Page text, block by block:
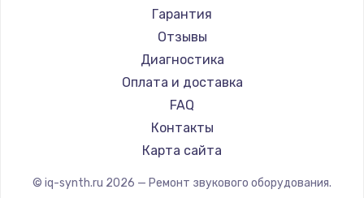
Гарантия
Отзывы
Диагностика
Оплата и доставка
FAQ
Контакты
Карта сайта
© iq-synth.ru 2026 — Ремонт звукового оборудования.